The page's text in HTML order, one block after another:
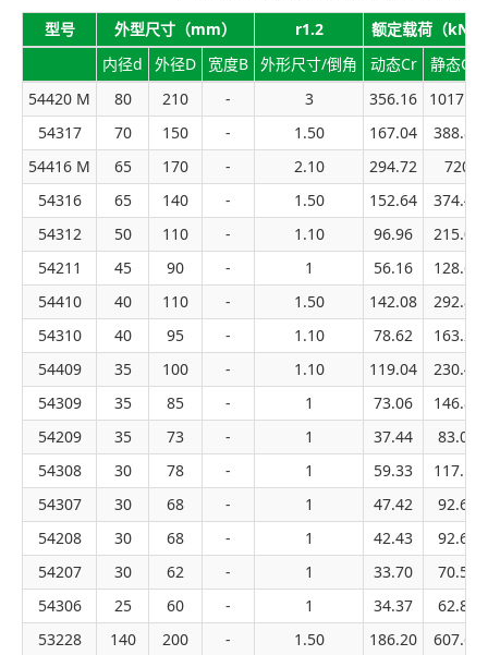
型号 外型尺寸（mm） r1.2
额定载荷（kN）
内径d
外径D 宽度B 外形尺寸/倒角 动态Cr
静态Cor
54420 M
80 210 - 3 356.16
1017.60
54317
70 150 - 1.50 167.04
388.80
54416 M
65 170 - 2.10 294.72
720
54316
65 140 - 1.50 152.64
374.40
54312
50 110 - 1.10 96.96
215.04
54211
45 90 - 1 56.16
128.64
54410
40 110 - 1.50 142.08
292.80
54310
40 95 - 1.10 78.62
163.20
54409
35 100 - 1.10 119.04
230.40
54309
35 85 - 1 73.06
146.88
54209
35 73 - 1 37.44
83.04
54308
30 78 - 1 59.33
117.12
54307
30 68 - 1 47.42
92.64
54208
30 68 - 1 42.43
92.64
54207
30 62 - 1 33.70
70.56
54306
25 60 - 1 34.37
62.88
53228
140 200 - 1.50 186.20 607.60